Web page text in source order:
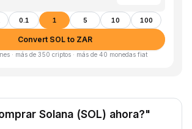
0.1 1 5 10 100
Convert SOL to ZAR
· más de 350 criptos · más de 40 monedas fiat
Solana (SOL) ahora?"